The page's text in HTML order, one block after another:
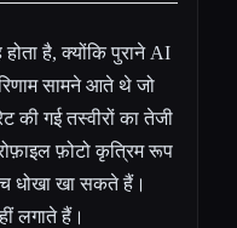
है, क्योंकि पुराने AI
सामने आते थे जो
की गई तस्वीरों का तेजी
फ़ोटो कृत्रिम रूप
धोखा खा सकते हैं।
लगाते हैं।